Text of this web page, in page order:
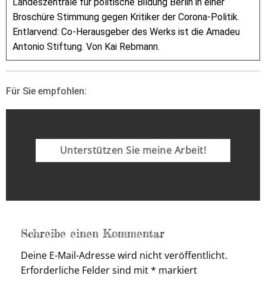
Broschüre Stimmung gegen Kritiker der Corona-Politik.
Entlarvend: Co-Herausgeber des Werks ist die Amadeu
Antonio Stiftung. Von Kai Rebmann.
Für Sie empfohlen:
Unterstützen Sie meine Arbeit!
Schreibe einen Kommentar
Deine E-Mail-Adresse wird nicht veröffentlicht.
Erforderliche Felder sind mit* markiert